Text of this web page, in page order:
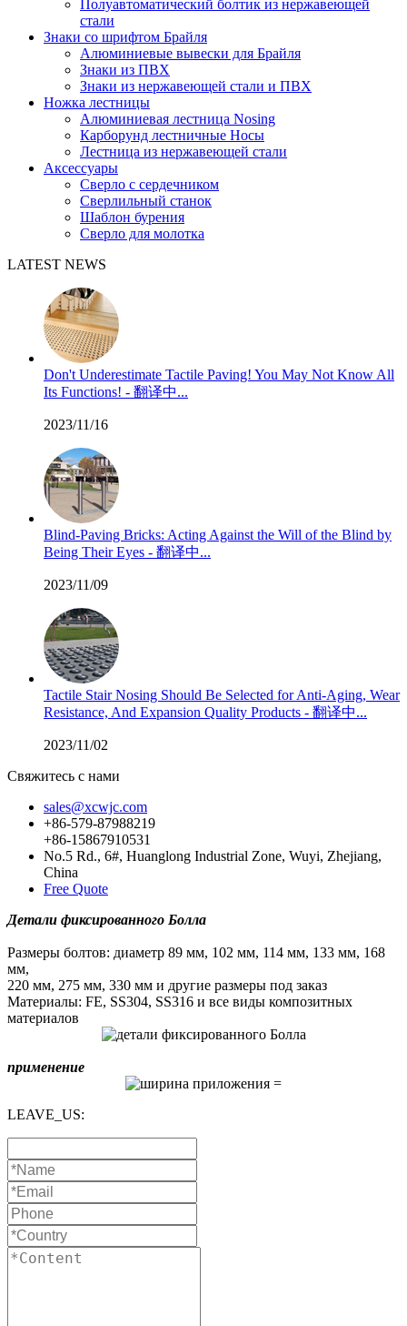
Полуавтоматический болтик из нержавеющей
стали
Знаки со шрифтом Брайля
Алюминиевые вывески для Брайля
Знаки из ПВХ
Знаки из нержавеющей стали и ПВХ
Ножка лестницы
Алюминиевая лестница Nosing
Карборунд лестничные Носы
Лестница из нержавеющей стали
Аксессуары
Сверло с сердечником
Сверлильный станок
Шаблон бурения
Сверло для молотка
LATEST NEWS
Don't Underestimate Tactile Paving! You May Not Know All
Its Functions! - 翻译中...
2023/11/16
Blind-Paving Bricks: Acting Against the Will of the Blind by
Being Their Eyes - 翻译中...
2023/11/09
Tactile Stair Nosing Should Be Selected for Anti-Aging, Wear
Resistance, And Expansion Quality Products - 翻译中...
2023/11/02
Свяжитесь с нами
sales@xcwjc.com
+86-579-87988219
+86-15867910531
No.5 Rd., 6#, Huanglong Industrial Zone, Wuyi, Zhejiang,
China
Free Quote
Детали фиксированного Болла
Размеры болтов: диаметр 89 мм, 102 мм, 114 мм, 133 мм, 168
мм,
220 мм, 275 мм, 330 мм и другие размеры под заказ
Материалы: FE, SS304, SS316 и все виды композитных
материалов
применение
LEAVE_US: